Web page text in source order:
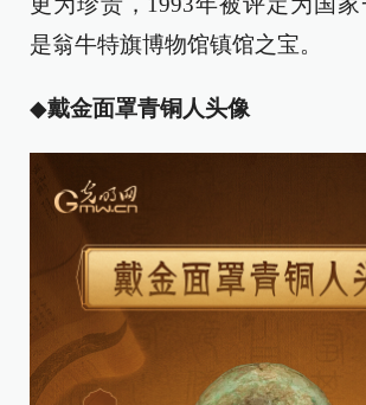
是翁牛特旗博物馆镇馆之宝。
◆戴金面罩青铜人头像